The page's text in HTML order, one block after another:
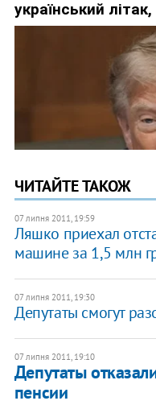
ЧИТАЙТЕ ТАКОЖ
07 липня 2011, 19:59
Ляшко приехал
машине за 1,5 млн
07 липня 2011, 19:30
Депутаты смогут
07 липня 2011, 19:10
Депутаты
пенсии